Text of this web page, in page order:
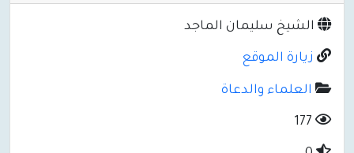
الشيخ سليمان الماجد
زيارة الموقع
العلماء والدعاة